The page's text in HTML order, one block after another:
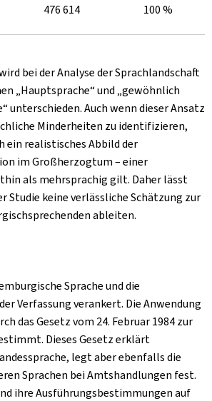
476 614 100 %
bei der Analyse der Sprachlandschaft
„Hauptsprache“ und „gewöhnlich
unterschieden. Auch wenn dieser Ansatz
Minderheiten zu identifizieren,
ein realistisches Abbild der
im Großherzogtum – einer
als mehrsprachig gilt. Daher lässt
Studie keine verlässliche Schätzung zur
ableiten.
Sprache und die
Verfassung verankert. Die Anwendung
das Gesetz vom 24. Februar 1984 zur
Dieses Gesetz erklärt
legt aber ebenfalls die
Sprachen bei Amtshandlungen fest.
ihre Ausführungsbestimmungen auf